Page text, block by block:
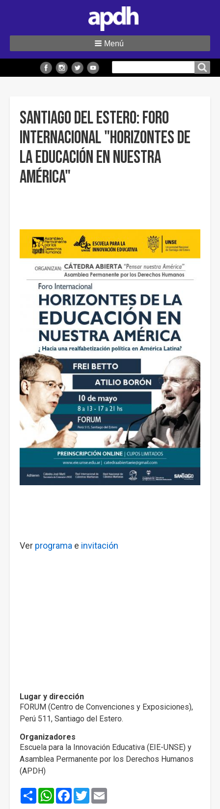
sitio
Menú
Santiago del Estero: Foro
internacional "Horizontes de
la educación en nuestra
América"
Ver programa e invitación
Lugar y dirección
FORUM (Centro de Convenciones y Exposiciones),
Perú 511, Santiago del Estero.
Organizadores
Escuela para la Innovación Educativa (EIE-UNSE) y
Asamblea Permanente por los Derechos Humanos
(APDH)
ShareWhatsApp
Facebook
Twitter